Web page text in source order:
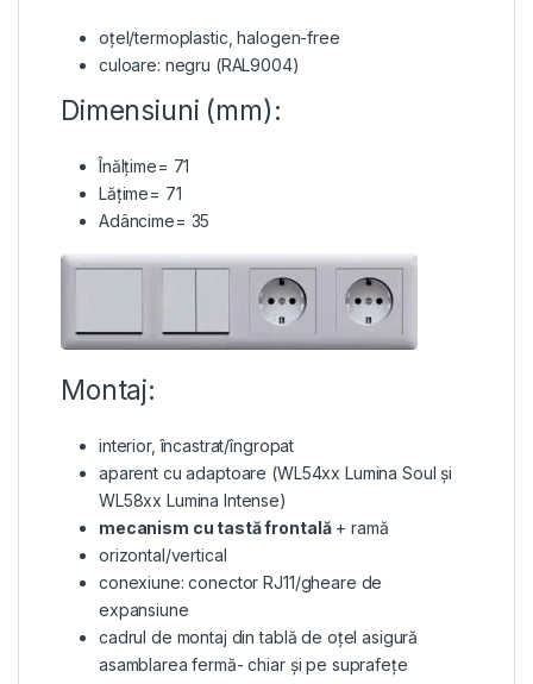
oțel/termoplastic, halogen-free
culoare: negru (RAL9004)
Dimensiuni (mm):
Înălțime= 71
Lățime= 71
Adâncime= 35
Montaj:
interior, încastrat/îngropat
aparent cu adaptoare (WL54xx Lumina Soul și
WL58xx Lumina Intense)
mecanism cu tastă frontală+ ramă
orizontal/vertical
conexiune: conector RJ11/gheare de
expansiune
cadrul de montaj din tablă de oțel asigură
asamblarea fermă- chiar și pe suprafețe